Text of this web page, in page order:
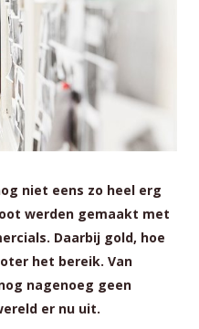
niet eens zo heel erg
werden gemaakt met
Daarbij gold, hoe
het bereik. Van
nagenoeg geen
er nu uit.